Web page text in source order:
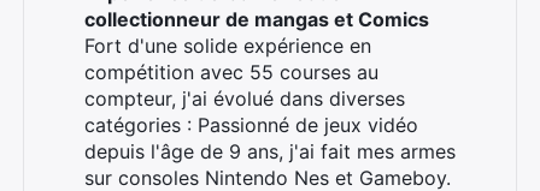
collectionneur de mangas et Comics
Fort d'une solide expérience en
compétition avec 55 courses au
compteur, j'ai évolué dans diverses
catégories : Passionné de jeux vidéo
depuis l'âge de 9 ans, j'ai fait mes armes
sur consoles Nintendo Nes et Gameboy.